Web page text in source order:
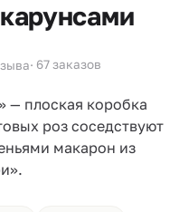
· 67 заказов
— плоская коробка
роз соседствуют
макарон из